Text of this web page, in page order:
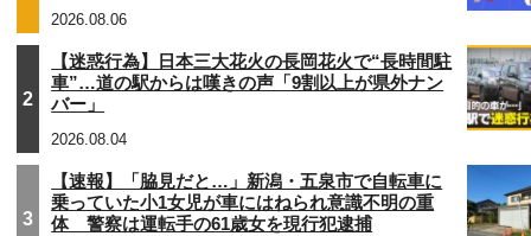
2026.08.06
2
【迷惑行為】日本三大花火の長岡花火で“長時間駐
車”…道の駅からは嘆きの声「9割以上が県外ナン
バー」
2026.08.04
3
【速報】「脇見だと…」新潟・五泉市で自転車に
乗っていた小1女児が車にはねられ意識不明の重
体 警察は運転手の61歳女を現行犯逮捕